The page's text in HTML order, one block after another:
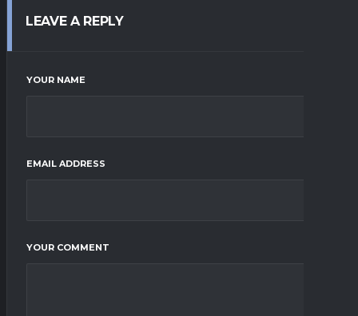
LEAVE A REPLY
YOUR NAME
EMAIL ADDRESS
YOUR COMMENT